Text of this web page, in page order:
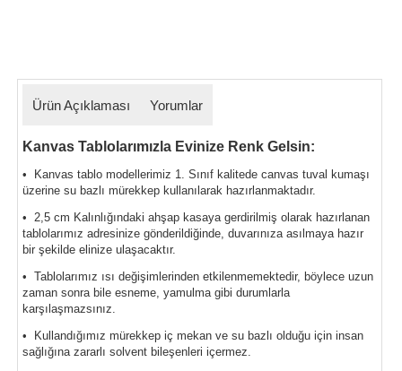
Ürün Açıklaması Yorumlar
Kanvas Tablolarımızla Evinize Renk Gelsin:
• Kanvas tablo modellerimiz 1. Sınıf kalitede canvas tuval kumaşı
üzerine su bazlı mürekkep kullanılarak hazırlanmaktadır.
• 2,5 cm Kalınlığındaki ahşap kasaya gerdirilmiş olarak hazırlanan
tablolarımız adresinize gönderildiğinde, duvarınıza asılmaya hazır
bir şekilde elinize ulaşacaktır.
• Tablolarımız ısı değişimlerinden etkilenmemektedir, böylece uzun
zaman sonra bile esneme, yamulma gibi durumlarla
karşılaşmazsınız.
• Kullandığımız mürekkep iç mekan ve su bazlı olduğu için insan
sağlığına zararlı solvent bileşenleri içermez.